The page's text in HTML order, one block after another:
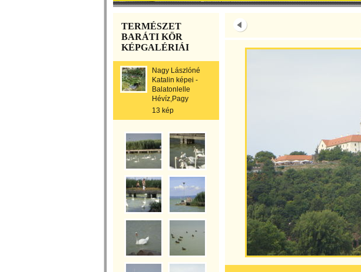
TERMÉSZET
BARÁTI KÖR
KÉPGALÉRIÁI
Nagy Lászlóné
Katalin képei -
Balatonlelle
Hévíz,Pagy
13 kép